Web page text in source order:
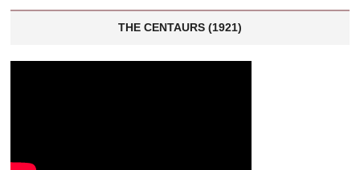
THE CENTAURS (1921)